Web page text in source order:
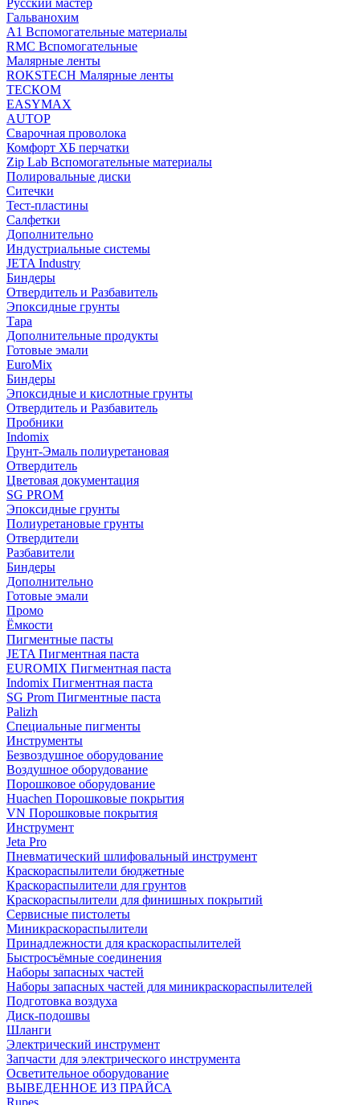
Русский мастер
Гальванохим
А1 Вспомогательные материалы
RMC Вспомогательные
Малярные ленты
ROKSTECH Малярные ленты
ТЕСКОМ
EASYMAX
AUTOP
Сварочная проволока
Комфорт ХБ перчатки
Zip Lab Вспомогательные материалы
Полировальные диски
Ситечки
Тест-пластины
Салфетки
Дополнительно
Индустриальные системы
JETA Industry
Биндеры
Отвердитель и Разбавитель
Эпоксидные грунты
Тара
Дополнительные продукты
Готовые эмали
EuroMix
Биндеры
Эпоксидные и кислотные грунты
Отвердитель и Разбавитель
Пробники
Indomix
Грунт-Эмаль полиуретановая
Отвердитель
Цветовая документация
SG PROM
Эпоксидные грунты
Полиуретановые грунты
Отвердители
Разбавители
Биндеры
Дополнительно
Готовые эмали
Промо
Ёмкости
Пигментные пасты
JETA Пигментная паста
EUROMIX Пигментная паста
Indomix Пигментная паста
SG Prom Пигментные паста
Palizh
Специальные пигменты
Инструменты
Безвоздушное оборудование
Воздушное оборудование
Порошковое оборудование
Huachen Порошковые покрытия
VN Порошковые покрытия
Инструмент
Jeta Pro
Пневматический шлифовальный инструмент
Краскораспылители бюджетные
Краскораспылители для грунтов
Краскораспылители для финишных покрытий
Сервисные пистолеты
Миникраскораспылители
Принадлежности для краскораспылителей
Быстросъёмные соединения
Наборы запасных частей
Наборы запасных частей для миникраскораспылителей
Подготовка воздуха
Диск-подошвы
Шланги
Электрический инструмент
Запчасти для электрического инструмента
Осветительное оборудование
ВЫВЕДЕННОЕ ИЗ ПРАЙСА
Rupes